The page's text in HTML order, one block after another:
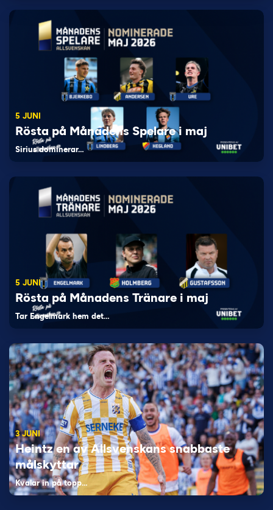
5 JUNI
Rösta på Månadens Spelare i maj
Sirius dominerar…
5 JUNI
Rösta på Månadens Tränare i maj
Tar Engelmark hem det…
3 JUNI
Heintz en av Allsvenskans snabbaste
målskyttar
Kvalar in på topp…